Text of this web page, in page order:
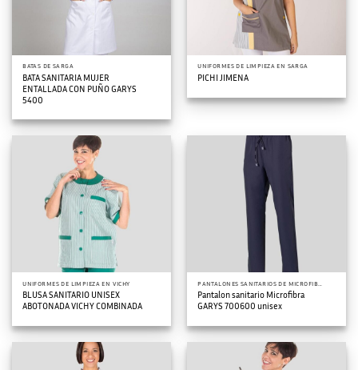
BATAS DE SARGA
BATA SANITARIA MUJER
ENTALLADA CON PUÑO GARYS
5400
UNIFORMES DE LIMPIEZA EN SARGA
PICHI JIMENA
UNIFORMES DE LIMPIEZA EN VICHY
BLUSA SANITARIO UNISEX
ABOTONADA VICHY COMBINADA
PANTALONES SANITARIOS DE MICROFIBRA
Pantalon sanitario Microfibra
GARYS 700600 unisex